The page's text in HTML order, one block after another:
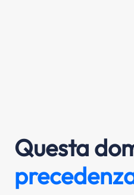
Questa